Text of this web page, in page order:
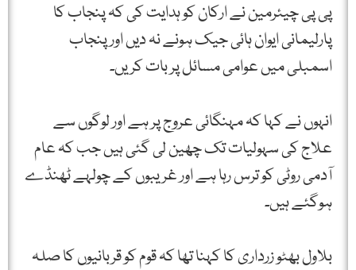
پی پی چیئرمین نے ارکان کو ہدایت کی کہ پنجاب کا
پارلیمانی ایوان ہائی جیک ہونے نہ دیں اور پنجاب
اسمبلی میں عوامی مسائل پر بات کریں۔
انہوں نے کہا کہ مہنگائی عروج پر ہے اور لوگوں سے
علاج کی سہولیات تک چھین لی گئی ہیں جب کہ عام
آدمی روٹی کو ترس رہا ہے اور غریبوں کے چولہے ٹھنڈے
ہوگئے ہیں۔
بلاول بھٹو زرداری کا کہنا تھا کہ قوم کو قربانیوں کا صلہ